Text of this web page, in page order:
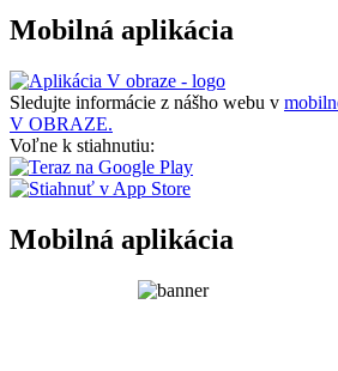
Mobilná aplikácia
Sledujte informácie z nášho webu v
V OBRAZE.
Voľne k stiahnutiu:
Mobilná aplikácia